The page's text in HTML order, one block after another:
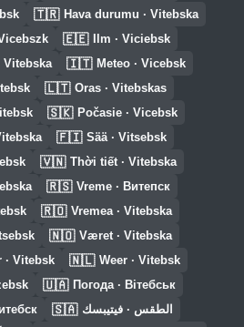
🇹🇷 Hava durumu · Vitebska
🇪🇪 Ilm · Viciebsk
Vitebska 🇮🇹 Meteo · Vicebsk
🇱🇹 Oras · Vitebskas
🇸🇰 Počasie · Vicebsk
🇫🇮 Sää · Vitsebsk
🇻🇳 Thời tiết · Vitebska
🇷🇸 Vreme · Витепск
🇷🇴 Vremea · Vitebska
🇳🇴 Været · Vitebska
· Vitebsk 🇳🇱 Weer · Vitebsk
🇺🇦 Погода · Вітебськ
🇸🇦 الطقس · فيتيبسك